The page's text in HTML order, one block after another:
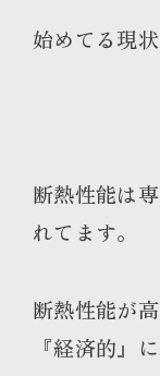
始めてる現
断熱性能は
れてます。
断熱性能が
『経済的』